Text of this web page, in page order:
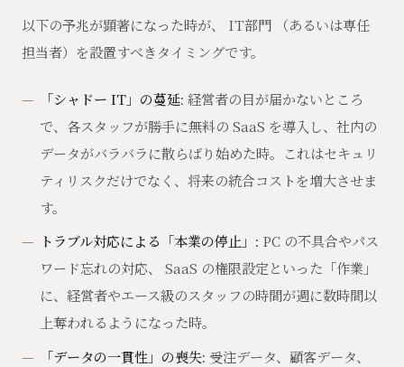
以下の予兆が顕著になった時が、 IT部門 （あるいは専任
担当者）を設置すべきタイミングです。
「シャドー IT」の蔓延: 経営者の目が届かないところ
で、各スタッフが勝手に無料の SaaS を導入し、社内の
データがバラバラに散らばり始めた時。これはセキュリ
ティリスクだけでなく、将来の統合コストを増大させま
す。
トラブル対応による「本業の停止」: PC の不具合やパス
ワード忘れの対応、 SaaS の権限設定といった「作業」
に、経営者やエース級のスタッフの時間が週に数時間以
上奪われるようになった時。
「データの一貫性」の喪失: 受注データ、顧客データ、